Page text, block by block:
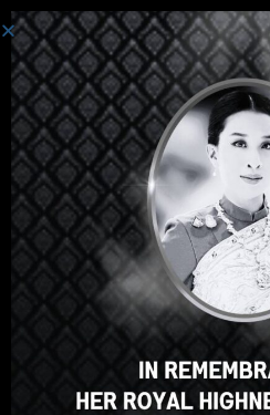
Hey there,
Do you like
ENROLL
Select your